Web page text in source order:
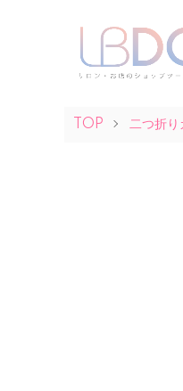
TOP 二つ折